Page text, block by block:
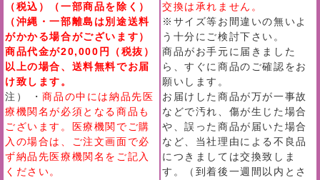
（税込）（一部商品を除く）
（沖縄・一部離島は別途送料
がかかる場合がございます）
商品代金が20,000円（税抜）
以上の場合、送料無料でお届
け致します。
注） ・商品の中には納品先医
療機関名が必須となる商品も
ございます。医療機関でご購
入の場合は、ご注文画面で必
ず納品先医療機関名をご記入
ください。
交換は承れません。
※サイズ等お間違いの無いよ
う十分にご検討下さい。
商品がお手元に届きました
ら、すぐに商品のご確認をお
願いします。
お届けした商品が万が一事故
などで汚れ、傷が生じた場合
や、誤った商品が届いた場合
など、当社理由による不良品
につきましては交換致しま
す。（到着後一週間以内とさ